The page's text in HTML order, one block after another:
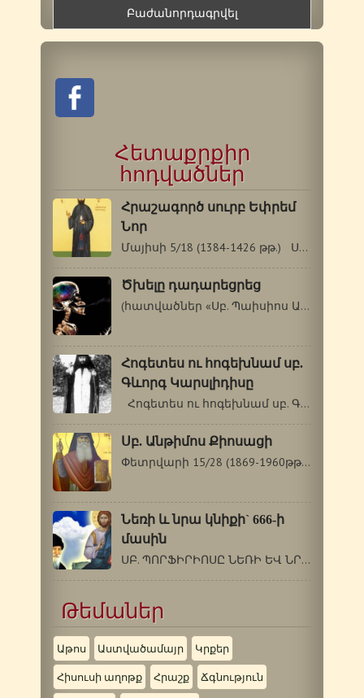
Հետաքրքիր
հոդվածներ
Հրաշագործ սուրբ Եփրեմ
Նոր
Մայիսի 5/18 (1384-1426 թթ.) Սուրբ Եփրեմը…
Ծխելը դադարեցրեց
(հատվածներ «Սբ. Պաիսիոս Աթոսացու…
Հոգետես ու հոգեխնամ սբ.
Գևորգ Կարսլիդիսը
Հոգետես ու հոգեխնամ սբ. Գևորգ Կարսլիդիսը…
Սբ. Անթիմոս Քիոսացի
Փետրվարի 15/28 (1869-1960թթ.) Սբ. Անթիմոս…
Նեռի և նրա կնիքի` 666-ի
մասին
ՍԲ. ՊՈՐՖԻՐԻՈՍԸ ՆԵՌԻ ԵՎ ՆՐԱ ԿՆԻՔԻ`…
Թեմաներ
Աթոս Աստվածամայր Կրքեր
Հիսուսի աղոթք Հրաշք Ճգնություն